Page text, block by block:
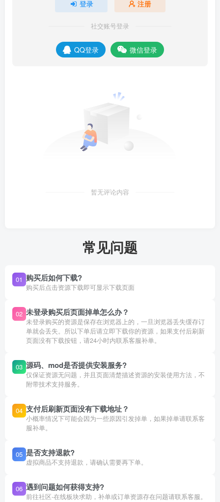
登录 注册
社交账号登录
QQ登录 微信登录
暂无评论内容
常见问题
01 购买后如何下载?
购买后点击资源下载即可显示下载页面
02 未登录购买后页面掉单怎么办？
未登录购买的资源是保存在浏览器上的，一旦浏览器丢失缓存订
单就会丢失。所以下单后请立即下载你的资源，如果支付后刷新
页面没有下载按钮，请24小时内联系客服补单。
03 源码、mod是否提供安装服务?
仅保证资源无问题，并且页面清楚描述资源的安装使用方法，不
附带技术支持服务。
04 支付后刷新页面没有下载地址？
小概率情况下可能会因为一些原因引发掉单，如果掉单请联系客
服补单。
05 是否支持退款?
虚拟商品不支持退款，请确认需要再下单。
06 遇到问题如何获得支持?
前往社区-在线板块求助，补单或订单资源存在问题请联系客服。